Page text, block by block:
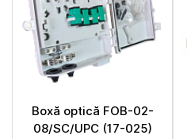
Boxă optică FOB-02-
08/SC/UPC (17-025)